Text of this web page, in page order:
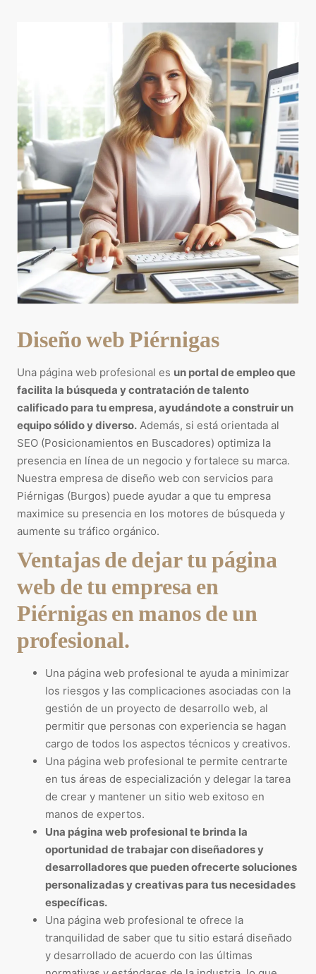
Diseño web Piérnigas
Una página web profesional es un portal de empleo que
facilita la búsqueda y contratación de talento
calificado para tu empresa, ayudándote a construir un
equipo sólido y diverso. Además, si está orientada al
SEO (Posicionamientos en Buscadores) optimiza la
presencia en línea de un negocio y fortalece su marca.
Nuestra empresa de diseño web con servicios para
Piérnigas (Burgos) puede ayudar a que tu empresa
maximice su presencia en los motores de búsqueda y
aumente su tráfico orgánico.
Ventajas de dejar tu página
web de tu empresa en
Piérnigas en manos de un
profesional.
Una página web profesional te ayuda a minimizar
los riesgos y las complicaciones asociadas con la
gestión de un proyecto de desarrollo web, al
permitir que personas con experiencia se hagan
cargo de todos los aspectos técnicos y creativos.
Una página web profesional te permite centrarte
en tus áreas de especialización y delegar la tarea
de crear y mantener un sitio web exitoso en
manos de expertos.
Una página web profesional te brinda la
oportunidad de trabajar con diseñadores y
desarrolladores que pueden ofrecerte soluciones
personalizadas y creativas para tus necesidades
específicas.
Una página web profesional te ofrece la
tranquilidad de saber que tu sitio estará diseñado
y desarrollado de acuerdo con las últimas